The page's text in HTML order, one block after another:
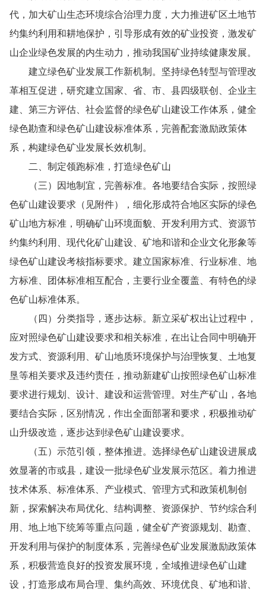
代，加大矿山生态环境综合治理力度，大力推进矿区土地节
约集约利用和耕地保护，引导形成有效的矿业投资，激发矿
山企业绿色发展的内生动力，推动我国矿业持续健康发展。
建立绿色矿业发展工作新机制。坚持绿色转型与管理改
革相互促进，研究建立国家、省、市、县四级联创、企业主
建、第三方评估、社会监督的绿色矿山建设工作体系，健全
绿色勘查和绿色矿山建设标准体系，完善配套激励政策体
系，构建绿色矿业发展长效机制。
二、制定领跑标准，打造绿色矿山
（三）因地制宜，完善标准。各地要结合实际，按照绿
色矿山建设要求（见附件），细化形成符合地区实际的绿色
矿山地方标准，明确矿山环境面貌、开发利用方式、资源节
约集约利用、现代化矿山建设、矿地和谐和企业文化形象等
绿色矿山建设考核指标要求。建立国家标准、行业标准、地
方标准、团体标准相互配合，主要行业全覆盖、有特色的绿
色矿山标准体系。
（四）分类指导，逐步达标。新立采矿权出让过程中，
应对照绿色矿山建设要求和相关标准，在出让合同中明确开
发方式、资源利用、矿山地质环境保护与治理恢复、土地复
垦等相关要求及违约责任，推动新建矿山按照绿色矿山标准
要求进行规划、设计、建设和运营管理。对生产矿山，各地
要结合实际，区别情况，作出全面部署和要求，积极推动矿
山升级改造，逐步达到绿色矿山建设要求。
（五）示范引领，整体推进。选择绿色矿山建设进展成
效显著的市或县，建设一批绿色矿业发展示范区。着力推进
技术体系、标准体系、产业模式、管理方式和政策机制创
新，探索解决布局优化、结构调整、资源保护、节约综合利
用、地上地下统筹等重点问题，健全矿产资源规划、勘查、
开发利用与保护的制度体系，完善绿色矿业发展激励政策体
系，积极营造良好的投资发展环境，全域推进绿色矿山建
设，打造形成布局合理、集约高效、环境优良、矿地和谐、